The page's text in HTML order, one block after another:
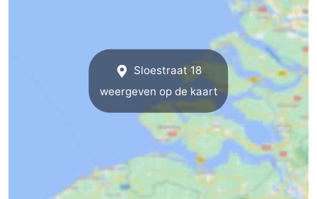
Oosterschelde
Sloestraat 18
weergeven op de kaart